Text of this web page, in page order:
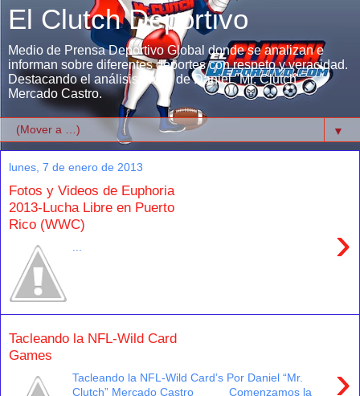
El Clutch Deportivo
Medio de Prensa Deportivo Global donde se analizan e
informan sobre diferentes deportes con respeto y veracidad.
Destacando el análisis único de Daniel "Mr. Clutch"
Mercado Castro.
▼
lunes, 7 de enero de 2013
Fotos y Videos de Euphoria
2013-Lucha Libre en Puerto
Rico (WWC)
›
...
Tacleando la NFL-Wild Card
Games
›
Tacleando la NFL-Wild Card’s Por Daniel “Mr.
Clutch” Mercado Castro Comenzamos la